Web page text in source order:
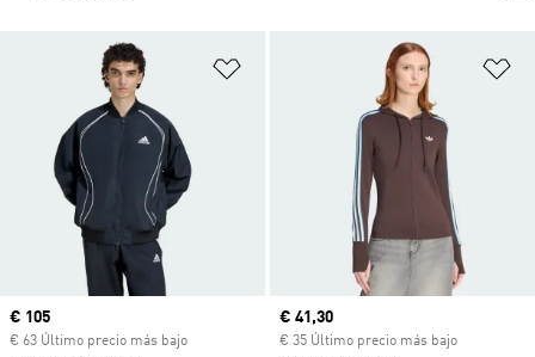
Añadir a la lista de deseos
Precio actual
€ 105
€ 63 Último precio más bajo
Precio actual
€ 41,30
€ 35 Último precio más bajo